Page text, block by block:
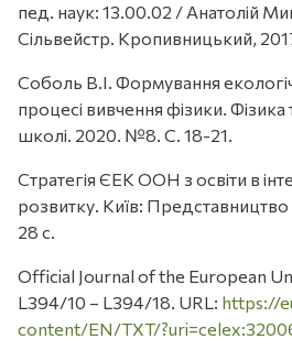
пед. наук: 13.00.02 / Анатолій
Сільвейстр. Кропивницький,
Соболь В.І. Формування
процесі вивчення фізики. Фізика
школі. 2020. №8. С. 18-21.
Стратегія ЄЕК ООН з освіти в
розвитку. Київ:
28 с.
Official Journal of the European
L394/10 – L394/18. URL: https://
content/EN/TXT/